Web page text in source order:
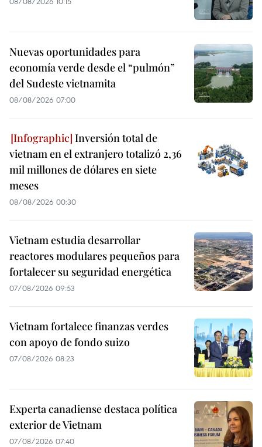
Nuevas oportunidades para
economía verde desde el “pulmón”
del Sudeste vietnamita
08/08/2026 07:00
Inversión total de
vietnam en el extranjero totalizó 2,36
mil millones de dólares en siete
meses
08/08/2026 00:30
Vietnam estudia desarrollar
reactores modulares pequeños para
fortalecer su seguridad energética
07/08/2026 09:53
Vietnam fortalece finanzas verdes
con apoyo de fondo suizo
07/08/2026 08:23
Experta canadiense destaca política
exterior de Vietnam
07/08/2026 07:40